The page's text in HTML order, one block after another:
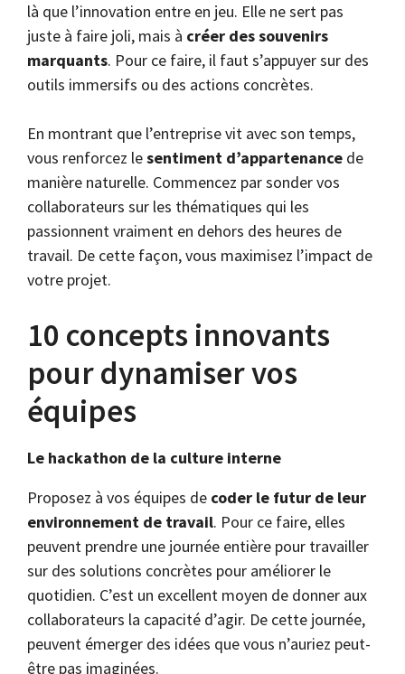
là que l’innovation entre en jeu. Elle ne sert pas
juste à faire joli, mais à créer des souvenirs
marquants. Pour ce faire, il faut s’appuyer sur des
outils immersifs ou des actions concrètes.
En montrant que l’entreprise vit avec son temps,
vous renforcez lesentiment d’appartenance de
manière naturelle. Commencez par sonder vos
collaborateurs sur les thématiques qui les
passionnent vraiment en dehors des heures de
travail. De cette façon, vous maximisez l’impact de
votre projet.
10 concepts innovants
pour dynamiser vos
équipes
Le hackathon de la culture interne
Proposez à vos équipes de coder le futur de leur
environnement de travail. Pour ce faire, elles
peuvent prendre une journée entière pour travailler
sur des solutions concrètes pour améliorer le
quotidien. C’est un excellent moyen de donner aux
collaborateurs la capacité d’agir. De cette journée,
peuvent émerger des idées que vous n’auriez peut-
être pas imaginées.